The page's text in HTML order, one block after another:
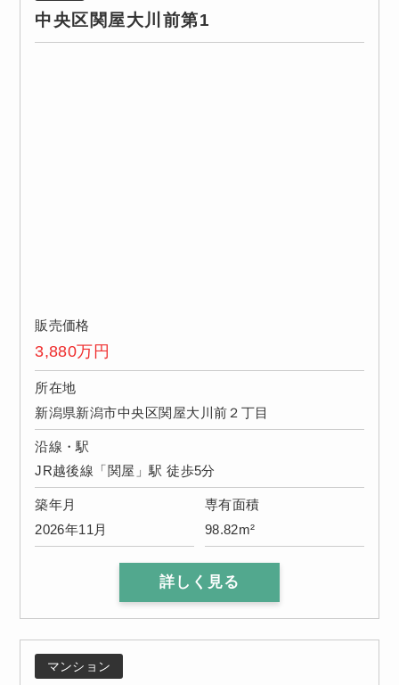
中央区関屋大川前第1
販売価格
3,880万円
所在地
新潟県新潟市中央区関屋大川前２丁目
沿線・駅
JR越後線「関屋」駅 徒歩5分
築年月
2026年11月
専有面積
98.82m²
詳しく見る
マンション